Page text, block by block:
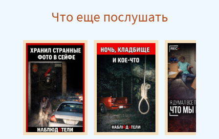
Что еще послушать